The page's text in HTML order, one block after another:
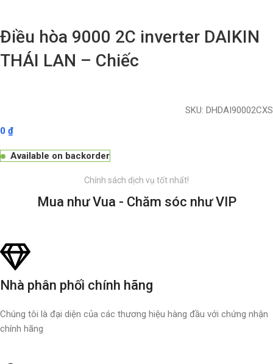
Điều hòa 9000 2C inverter DAIKIN
THÁI LAN – Chiếc
SKU: DHDAI90002CXS
0₫
Available on backorder
Chính sách dịch vụ tốt nhất!
Mua như Vua - Chăm sóc như VIP
Nhà phân phối chính hãng
Chúng tôi là đại diện của các thương hiệu hàng đầu với chứng nhận
chính hãng